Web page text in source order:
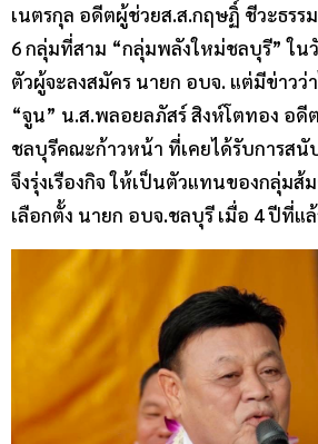
เนตรกุล อดีตผู้ช่วยส.ส.กฤษฏิ์ ชีวะธรร
6 กลุ่มที่สาม “กลุ่มพลังใหม่ชลบุรี” ใน
ตัวผู้จะลงสมัคร นายก อบจ. แต่มีข่าวว่
“จูน” น.ส.พลอยลภัสร์ สิงห์โตทอง อ
ชลบุรีคณะก้าวหน้า ที่เคยได้รับการสนั
จึงรุ่งเรืองกิจ ให้เป็นตัวแทนของกลุ่มส้
เลือกตั้ง นายก อบจ.ชลบุรี เมื่อ 4 ปีที่แ